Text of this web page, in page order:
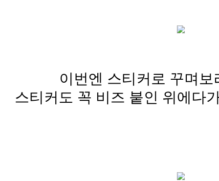
이번엔 스티커로 꾸며보
스티커도 꼭 비즈 붙인 위에다